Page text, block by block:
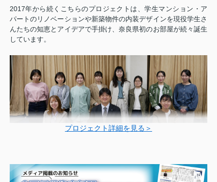
2017年から続くこちらのプロジェクトは、学生マンション・ア
パートのリノベーションや新築物件の内装デザインを現役学生さ
んたちの知恵とアイデアで手掛け、奈良県初のお部屋が続々誕生
しています。
プロジェクト詳細を見る＞